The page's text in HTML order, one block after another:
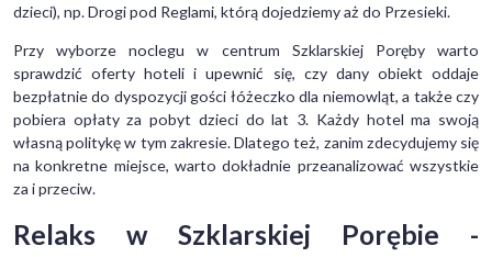
dzieci), np. Drogi pod Reglami, którą dojedziemy aż do Przesieki.
Przy wyborze noclegu w centrum Szklarskiej Poręby warto
sprawdzić oferty hoteli i upewnić się, czy dany obiekt oddaje
bezpłatnie do dyspozycji gości łóżeczko dla niemowląt, a także czy
pobiera opłaty za pobyt dzieci do lat 3. Każdy hotel ma swoją
własną politykę w tym zakresie. Dlatego też, zanim zdecydujemy się
na konkretne miejsce, warto dokładnie przeanalizować wszystkie
za i przeciw.
Relaks w Szklarskiej Porębie -